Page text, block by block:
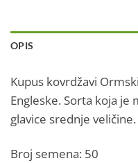
OPIS
Kupus kovrdžavi
Engleske. Sorta koja je
glavice srednje veličine.
Broj semena: 50